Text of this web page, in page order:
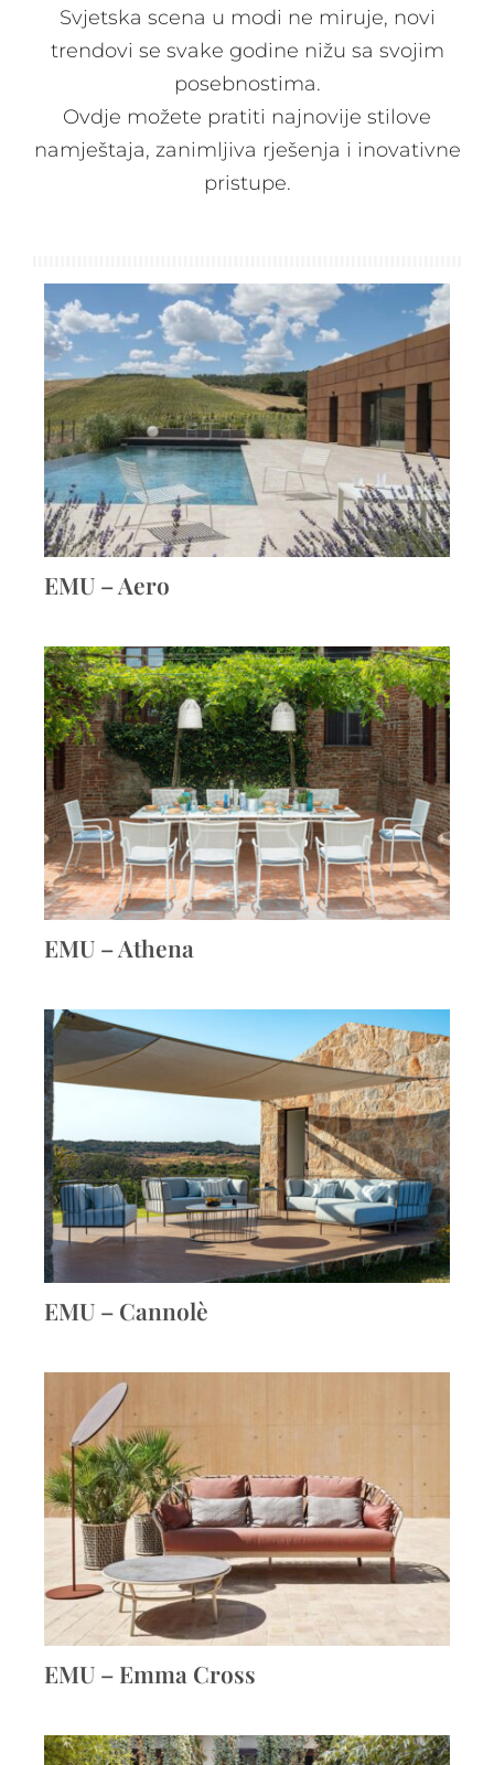
Spavaće sobe
Ormari
VANJSKI
UREDSKI
HOTELSKI
Svjetska scena u modi ne miruje, novi
trendovi se svake godine nižu sa svojim
posebnostima.
Ovdje možete pratiti najnovije stilove
namještaja, zanimljiva rješenja i inovativne
pristupe.
EMU – Aero
EMU – Athena
EMU – Cannolè
EMU – Emma Cross